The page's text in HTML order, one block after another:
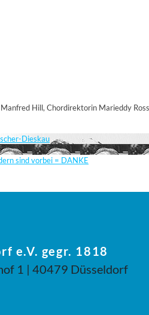
Hill, Chordirektorin Marieddy
Dieskau
sind vorbei = DANKE
e.V. gegr. 1818
1 | 40479 Düsseldorf